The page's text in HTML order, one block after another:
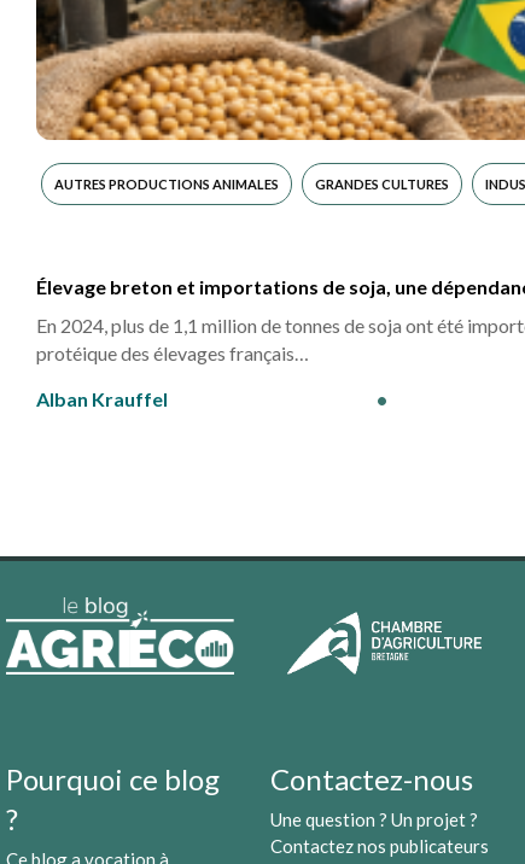
AUTRES PRODUCTIONS ANIMALES GRANDES CULTURES
Élevage breton et importations de soja, une
En 2024, plus de 1,1 million de tonnes de soja ont été
protéique des élevages français…
Alban Krauffel
•
Pourquoi ce blog
?
Ce blog a vocation à
Contactez-nous
Une question ? Un projet ?
Contactez nos publicateurs